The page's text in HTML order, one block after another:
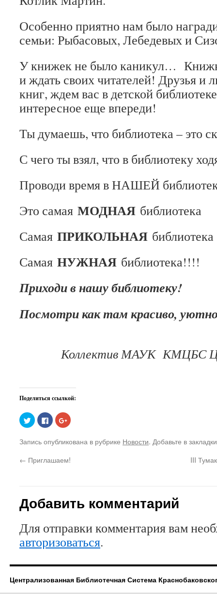
Особенно приятно нам было
семьи: Рыбасовых, Лебедевых и
У книжек не было каникул…
и ждать своих читателей! Друзья и
книг, ждем вас в детской
интересное еще впереди!
Ты думаешь, что библиотека – это
С чего ты взял, что в библиотеку
Проводи время в НАШЕЙ
Это самая МОДНАЯ библиотека
Самая ПРИКОЛЬНАЯ библиотека
Самая НУЖНАЯ библиотека!!!!
Приходи в нашу библиотеку!
Посмотри как там красиво,
Коллектив МАУК КМЦБС
Поделиться ссылкой:
Нажмите,
чтобы
поделиться
Twitter
(Открывается
новом
окне)
Нажмите
здесь,
чтобы
контентом
на
(Открывается
в
Нажмите,
чтобы
Google+
(Открывается
новом
окне)
Запись опубликована в рубрике Новости. Добавьте в
← Приглашаем! III
Добавить комментарий
Для отправки комментария вам
авторизоваться.
Централизованная Библиотечная Система